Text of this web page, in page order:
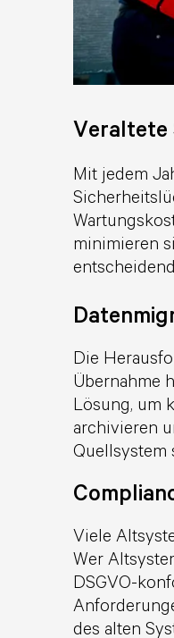
Veraltete
Mit jedem
minimieren
Die
Übernahme
Lösung, um
archivieren
Quellsystem
Viele
Wer
DSGVO-
des alten